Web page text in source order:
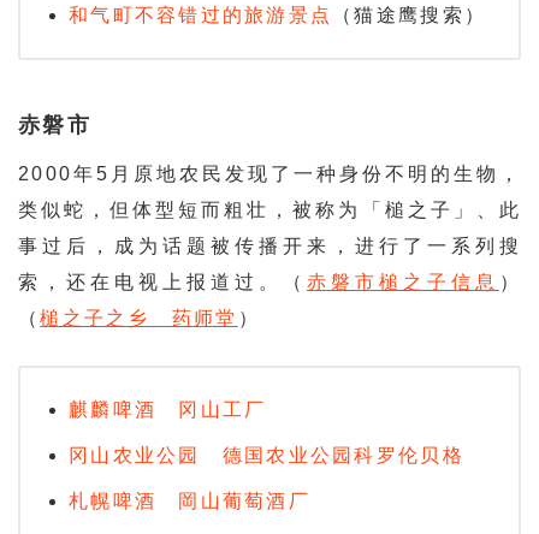
和气町不容错过的旅游景点 （猫途鹰搜索）
赤磐市
2000年5月原地农民发现了一种身份不明的生物，
类似蛇，但体型短而粗壮，被称为「槌之子」、此
事过后，成为话题被传播开来，进行了一系列搜
索，还在电视上报道过。（ 赤磐市槌之子信息 ）
（槌之子之乡 药师堂 ）
麒麟啤酒 冈山工厂
冈山农业公园 德国农业公园科罗伦贝格
札幌啤酒 岡山葡萄酒厂